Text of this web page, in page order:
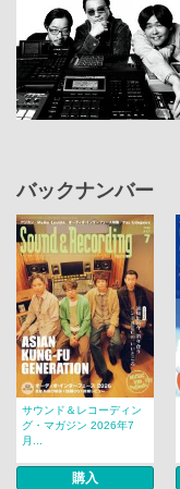
バックナンバー
サウンド＆レコーディン
グ・マガジン 2026年7
月...
購入